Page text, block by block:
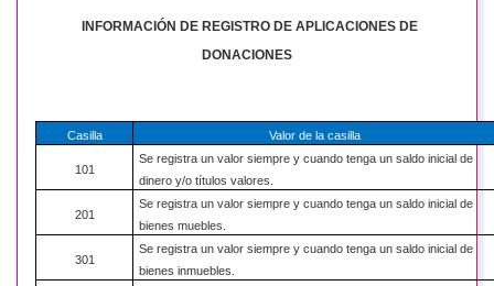
INFORMACIÓN DE REGISTRO DE APLICACIONES DE
DONACIONES
Casilla Valor de la casilla
101
Se registra un valor siempre y cuando tenga un saldo inicial de
dinero y/o títulos valores.
201
Se registra un valor siempre y cuando tenga un saldo inicial de
bienes muebles.
301
Se registra un valor siempre y cuando tenga un saldo inicial de
bienes inmuebles.